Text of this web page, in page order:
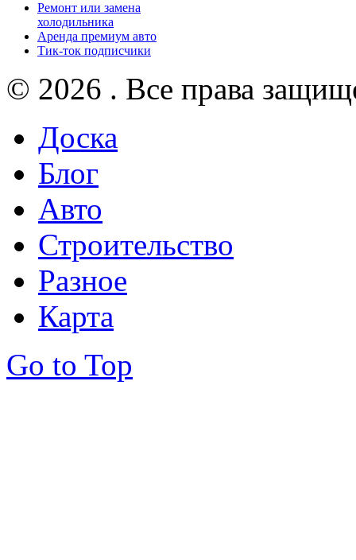
Ремонт или замена
холодильника
Аренда премиум авто
Тик-ток подписчики
© 2026 . Все права
Доска
Блог
Авто
Строительство
Разное
Карта
Go to Top